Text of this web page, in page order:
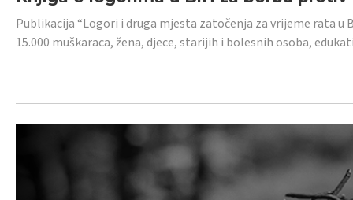
Publikacija “Logori i druga mjesta zatočenja za vrijeme rata u
15.000 muškaraca, žena, djece, starijih i bolesnih osoba,